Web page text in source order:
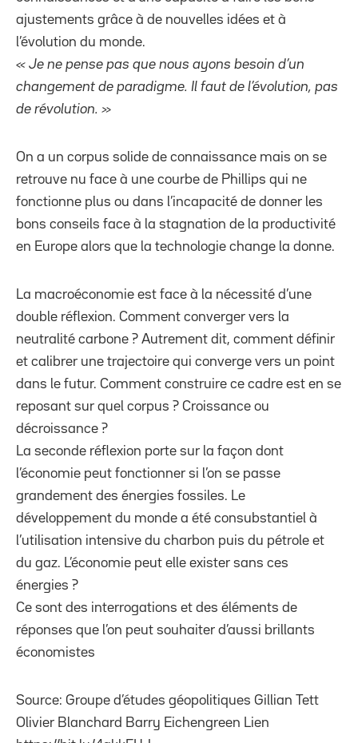
ajustements grâce à de nouvelles idées et à
l’évolution du monde.
« Je ne pense pas que nous ayons besoin d’un
changement de paradigme. Il faut de l’évolution, pas
de révolution. »
On a un corpus solide de connaissance mais on se
retrouve nu face à une courbe de Phillips qui ne
fonctionne plus ou dans l’incapacité de donner les
bons conseils face à la stagnation de la productivité
en Europe alors que la technologie change la donne.
La macroéconomie est face à la nécessité d’une
double réflexion. Comment converger vers la
neutralité carbone ? Autrement dit, comment définir
et calibrer une trajectoire qui converge vers un point
dans le futur. Comment construire ce cadre est en se
reposant sur quel corpus ? Croissance ou
décroissance ?
La seconde réflexion porte sur la façon dont
l’économie peut fonctionner si l’on se passe
grandement des énergies fossiles. Le
développement du monde a été consubstantiel à
l’utilisation intensive du charbon puis du pétrole et
du gaz. L’économie peut elle exister sans ces
énergies ?
Ce sont des interrogations et des éléments de
réponses que l’on peut souhaiter d’aussi brillants
économistes
Source: Groupe d’études géopolitiques Gillian Tett
Olivier Blanchard Barry Eichengreen Lien